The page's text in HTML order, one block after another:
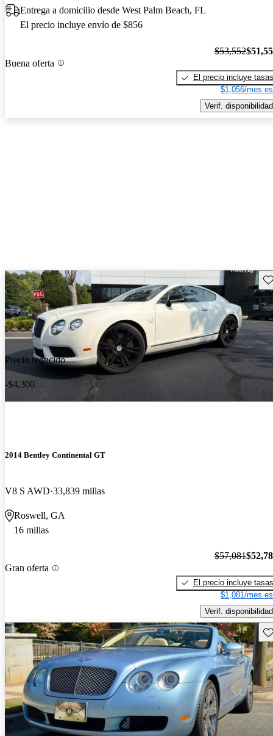
Entrega a domicilio desde West Palm Beach, FL
El precio incluye envío de $856
Buena oferta
$53,552
El precio incluye tasas
$1,056/mes
Verif. disponibilidad
Precio reducido
-$4,300
2014 Bentley Continental GT
V8 S AWD 33,839 millas
Roswell, GA
16 millas
Gran oferta
$57,081
El precio incluye tasas
$1,081/mes
Verif. disponibilidad